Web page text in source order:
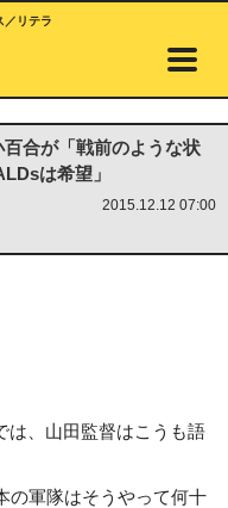
／リテラ
合が「戦前のような状
は希望」
2015.12.12 07:00
は、山田監督はこうも語
の軍隊はそうやって何十